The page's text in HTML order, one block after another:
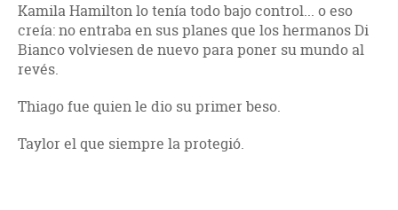
Kamila Hamilton lo tenía todo bajo control... o eso
creía: no entraba en sus planes que los hermanos Di
Bianco volviesen de nuevo para poner su mundo al
revés.
Thiago fue quien le dio su primer beso.
Taylor el que siempre la protegió.